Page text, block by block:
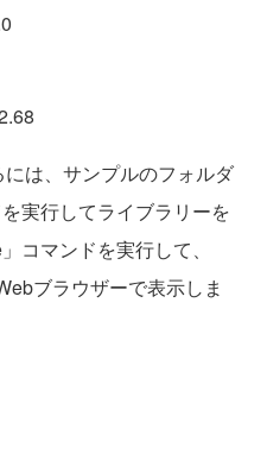
は、サンプルのフォルダ
実行してライブラリーを
コマンドを実行して、
ブラウザーで表示しま